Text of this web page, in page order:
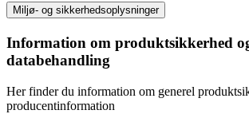
Miljø- og sikkerhedsoplysninger
Information om produktsikkerhed
databehandling
Her finder du information om generel
producentinformation